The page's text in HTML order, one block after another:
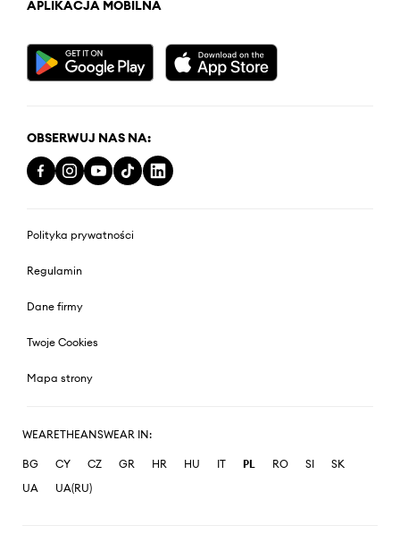
APLIKACJA MOBILNA
OBSERWUJ NAS NA:
Polityka prywatności
Regulamin
Dane firmy
Twoje Cookies
Mapa strony
WEARETHEANSWEAR IN:
BG CY CZ GR HR HU IT PL RO SI
SK
UA
UA(RU)